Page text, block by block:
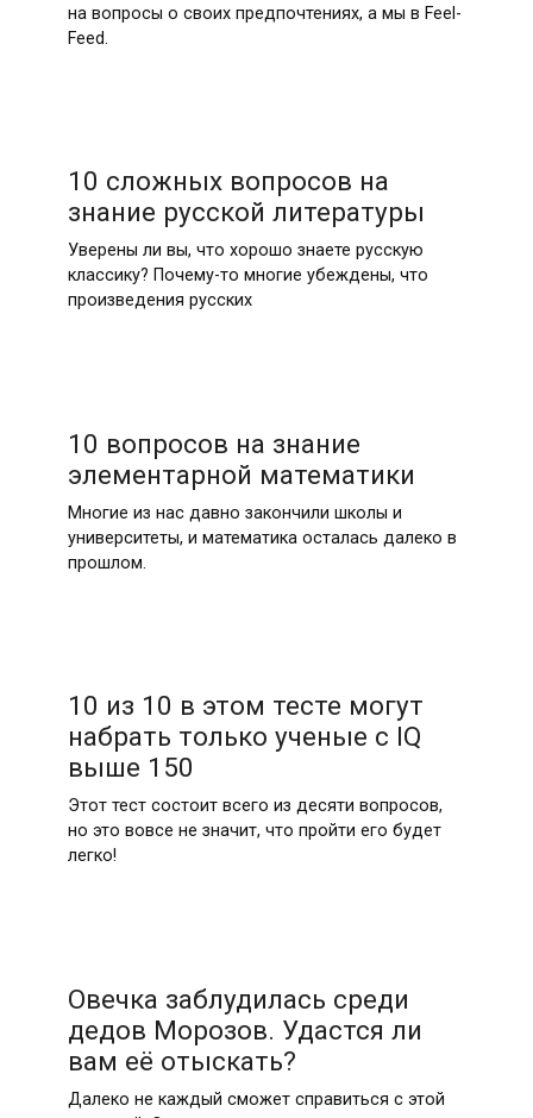
на вопросы о своих предпочтениях, а мы в Feel-
Feed.
10 сложных вопросов на
знание русской литературы
Уверены ли вы, что хорошо знаете русскую
классику? Почему-то многие убеждены, что
произведения русских
10 вопросов на знание
элементарной математики
Многие из нас давно закончили школы и
университеты, и математика осталась далеко в
прошлом.
10 из 10 в этом тесте могут
набрать только ученые с IQ
выше 150
Этот тест состоит всего из десяти вопросов,
но это вовсе не значит, что пройти его будет
легко!
Овечка заблудилась среди
дедов Морозов. Удастся ли
вам её отыскать?
Далеко не каждый сможет справиться с этой